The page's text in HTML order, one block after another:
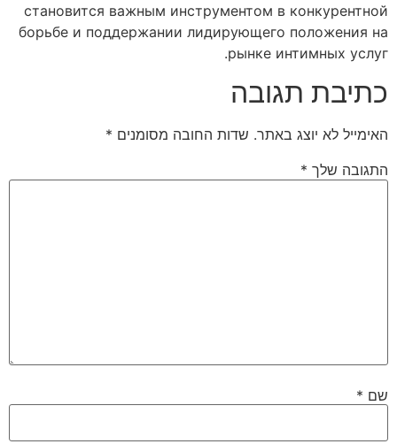
становится важным инструментом в конкурентной
борьбе и поддержании лидирующего положения на
рынке интимных услуг.
כתיבת תגובה
האימייל לא יוצג באתר. שדות החובה מסומנים *
התגובה שלך *
שם *